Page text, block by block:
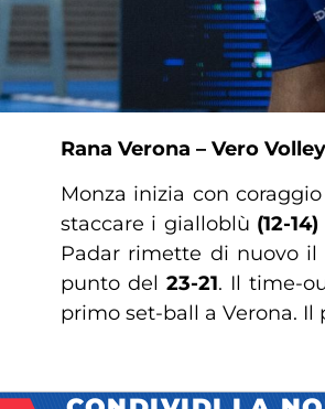
Rana Verona – Vero
Monza inizia con
staccare i gialloblù (12-14)
Padar rimette di nuovo
punto del23-21. Il time-
primo set-ball a Verona.